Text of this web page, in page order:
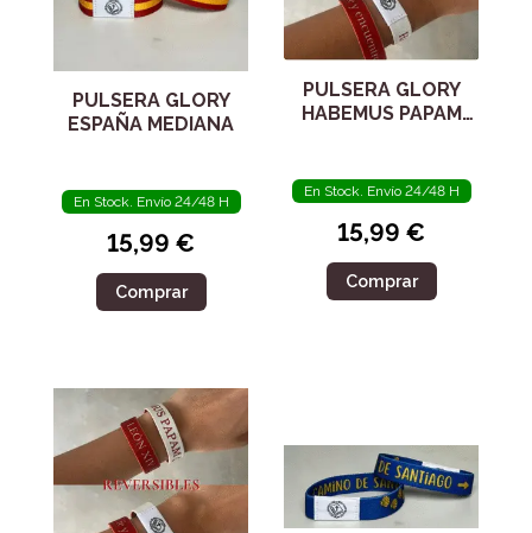
PULSERA GLORY
ESPAÑA MEDIANA
En Stock. Envío 24/48 H
15,99 €
Comprar
PULSERA GLORY
HABEMUS PAPAM
En Stock. Envío 24/48 H
15,99 €
Comprar